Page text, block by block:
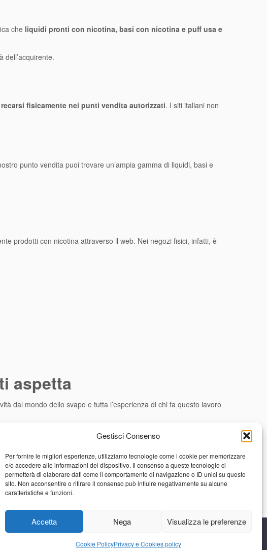
Gestisci Consenso
Per fornire le migliori esperienze, utilizziamo tecnologie come i cookie per memorizzare
e/o accedere alle informazioni del dispositivo. Il consenso a queste tecnologie ci
permetterà di elaborare dati come il comportamento di navigazione o ID unici su questo
sito. Non acconsentire o ritirare il consenso può influire negativamente su alcune
caratteristiche e funzioni.
Accetta Nega Visualizza le preferenze
Cookie PolicyPrivacy e Cookies policy
che liquidi pronti con nicotina, basi con nicotina e puff usa e
dell’acquirente.
recarsi fisicamente nei punti vendita autorizzati. I siti italiani non
punto vendita puoi trovare un’ampia gamma di liquidi, basi e
prodotti con nicotina attraverso il web. Nei negozi fisici, infatti, è
aspetta
dal mondo dello svapo e tutta l’esperienza di chi fa questo lavoro
Fumo e Riduzione del Rischio: Cosa Dicono gli Esperti Italiani?
S.R.L.
- WhatsApp +39 3516173581